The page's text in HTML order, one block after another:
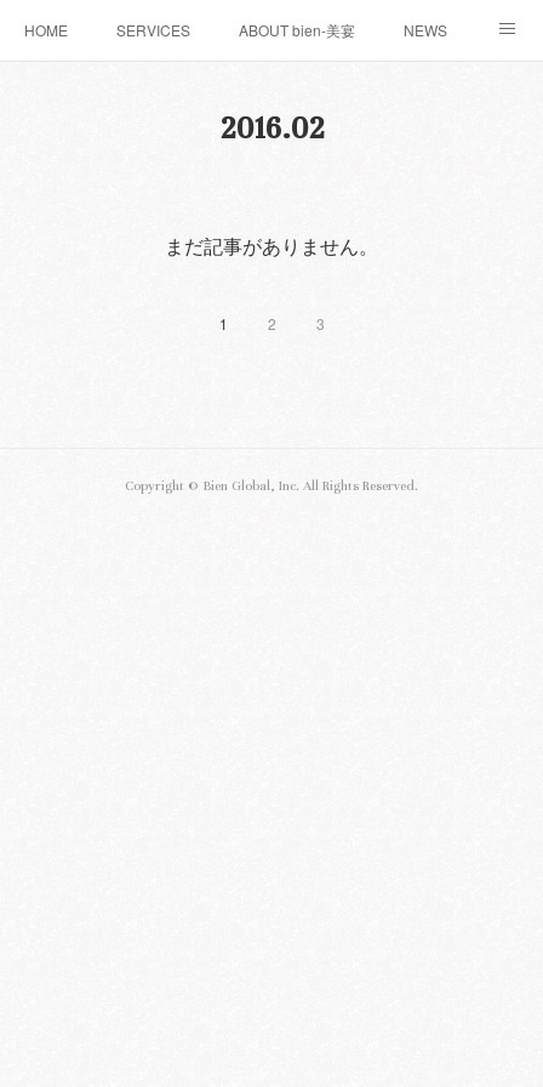
HOME SERVICES ABOUT bien-美宴 NEWS
2016.02
まだ記事がありません。
1 2 3
Copyright ©︎ Bien Global, Inc. All Rights Reserved.